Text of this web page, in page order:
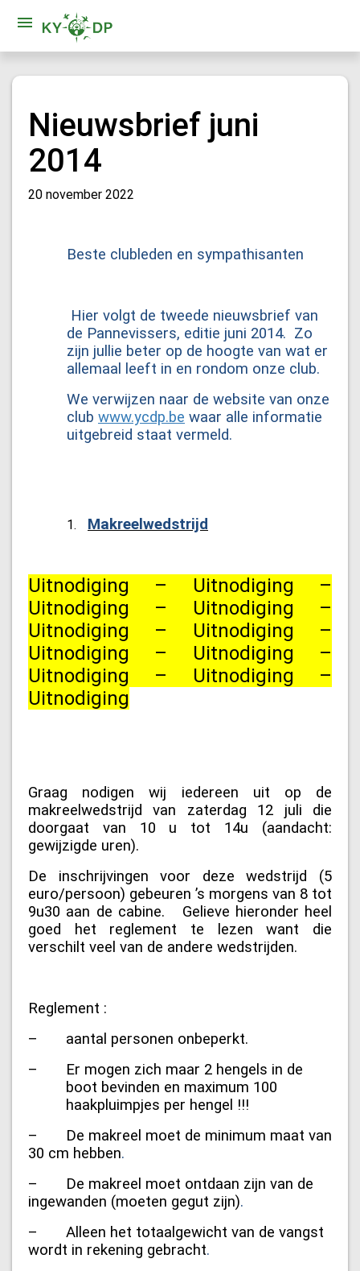
Nieuwsbrief juni
2014
20 november 2022
Beste clubleden en sympathisanten
Hier volgt de tweede nieuwsbrief van
de Pannevissers, editie juni 2014. Zo
zijn jullie beter op de hoogte van wat er
allemaal leeft in en rondom onze club.
We verwijzen naar de website van onze
club www.ycdp.be waar alle informatie
uitgebreid staat vermeld.
1. Makreelwedstrijd
Uitnodiging – Uitnodiging –
Uitnodiging – Uitnodiging –
Uitnodiging – Uitnodiging –
Uitnodiging – Uitnodiging –
Uitnodiging – Uitnodiging –
Uitnodiging
Graag nodigen wij iedereen uit op de
makreelwedstrijd van zaterdag 12 juli die
doorgaat van 10 u tot 14u (aandacht:
gewijzigde uren).
De inschrijvingen voor deze wedstrijd (5
euro/persoon) gebeuren ’s morgens van 8 tot
9u30 aan de cabine. Gelieve hieronder heel
goed het reglement te lezen want die
verschilt veel van de andere wedstrijden.
Reglement :
– aantal personen onbeperkt.
– Er mogen zich maar 2 hengels in de
boot bevinden en maximum 100
haakpluimpjes per hengel !!!
– De makreel moet de minimum maat van
30 cm hebben.
– De makreel moet ontdaan zijn van de
ingewanden (moeten gegut zijn).
– Alleen het totaalgewicht van de vangst
wordt in rekening gebracht.